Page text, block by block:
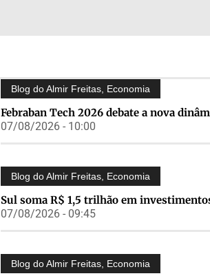
Blog do Almir Freitas Economia
Febraban Tech 2026 debate a nova
07/08/2026 - 10:00
Blog do Almir Freitas Economia
Sul soma R$ 1,5 trilhão em
07/08/2026 - 09:45
Blog do Almir Freitas Economia